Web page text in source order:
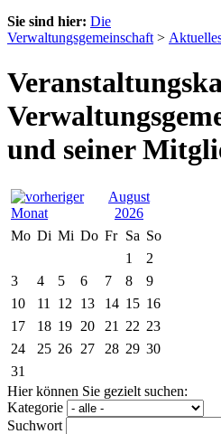
Sie sind hier: Die
Verwaltungsgemeinschaft >
und seiner
August
2026
Mo Di Mi Do Fr Sa So
1
2
3
4 5 6 7 8
9
10
11 12 13 14 15 16
17
18 19 20 21 22 23
24
25 26 27 28 29 30
31
Hier können Sie gezielt suchen:
Kategorie
Suchwort